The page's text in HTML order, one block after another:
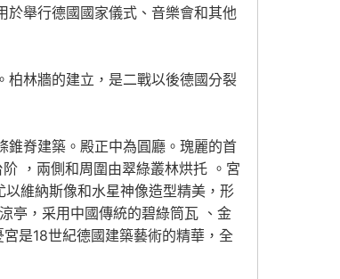
於舉行德國國家儀式、音樂會和其他
柏林牆的建立，是二戰以後德國分裂
錐脊建築。殿正中為圓廳。瑰麗的首
，兩側和周圍由翠綠叢林烘托 。宮
以維納斯像和水星神像造型精美，形
亭，采用中國傳統的碧綠筒瓦 、金
是18世紀德國建築藝術的精華，全